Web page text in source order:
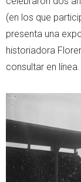
(en los que
presenta una
historiadora
consultar en línea.